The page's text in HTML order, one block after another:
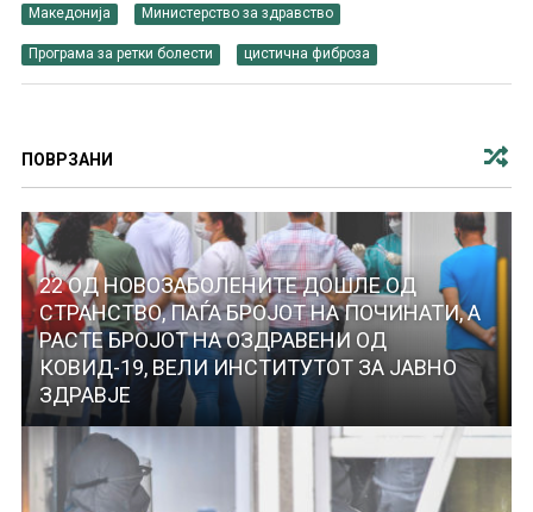
Македонија Министерство за здравство
Програма за ретки болести цистична фиброза
ПОВРЗАНИ
22 ОД НОВОЗАБОЛЕНИТЕ ДОШЛЕ ОД
СТРАНСТВО, ПАЃА БРОЈОТ НА ПОЧИНАТИ, А
РАСТЕ БРОЈОТ НА ОЗДРАВЕНИ ОД
КОВИД-19, ВЕЛИ ИНСТИТУТОТ ЗА ЈАВНО
ЗДРАВЈЕ